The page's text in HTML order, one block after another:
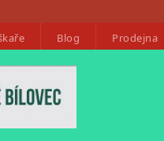
Blog Prodejna